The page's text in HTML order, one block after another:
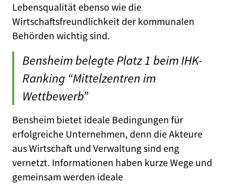
Lebensqualität ebenso wie die
Wirtschaftsfreundlichkeit der kommunalen
Behörden wichtig sind.
Bensheim belegte Platz 1 beim IHK-
Ranking “Mittelzentren im
Wettbewerb”
Bensheim bietet ideale Bedingungen für
erfolgreiche Unternehmen, denn die Akteure
aus Wirtschaft und Verwaltung sind eng
vernetzt. Informationen haben kurze Wege und
gemeinsam werden ideale